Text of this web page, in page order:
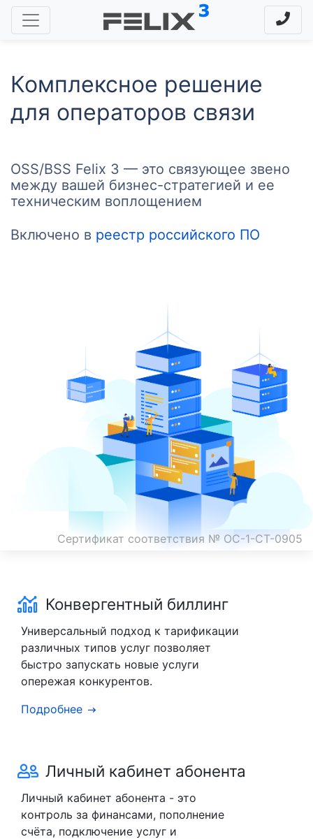
Комплексное решение
для операторов связи
OSS/BSS Felix 3 — это связующее звено
между вашей бизнес-стратегией и ее
техническим воплощением
Включено в реестр российского ПО
Сертификат соответствия № ОС-1-СТ-0905
Конвергентный биллинг
Универсальный подход к тарификации
различных типов услуг позволяет
быстро запускать новые услуги
опережая конкурентов.
Подробнее
Личный кабинет абонента
Личный кабинет абонента - это
контроль за финансами, пополнение
счёта, подключение услуг и